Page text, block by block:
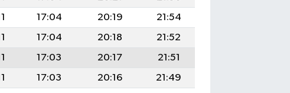
17:04 20:19
21:54
17:04 20:18
21:52
17:03 20:17
21:51
17:03 20:16
21:49